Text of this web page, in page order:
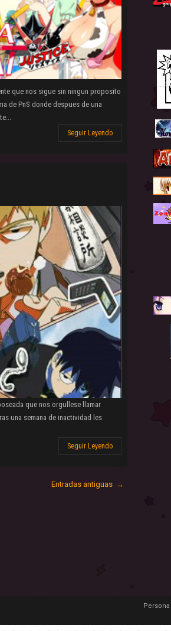
que nos sigue sin ningun proposito
de PnS donde despues de una
Seguir Leyendo
que nos orgullese llamar
una semana de inactividad les
Seguir Leyendo
Entradas antiguas →